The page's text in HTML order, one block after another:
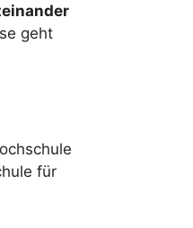
geht
für